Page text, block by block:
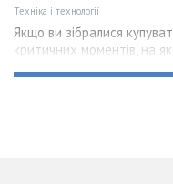
Техніка і технології
Якщо ви зібралися
критичних моментів, на